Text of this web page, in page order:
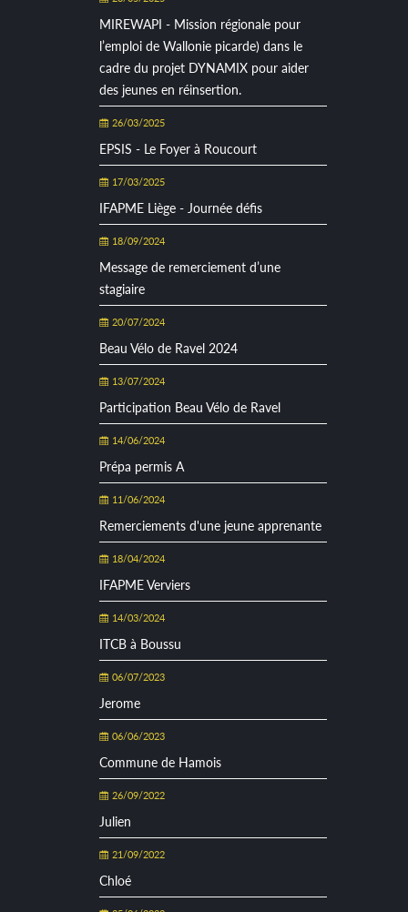
MIREWAPI - Mission régionale pour
l’emploi de Wallonie picarde) dans le
cadre du projet DYNAMIX pour aider
des jeunes en réinsertion.
26/03/2025
EPSIS - Le Foyer à Roucourt
17/03/2025
IFAPME Liège - Journée défis
18/09/2024
Message de remerciement d’une
stagiaire
20/07/2024
Beau Vélo de Ravel 2024
13/07/2024
Participation Beau Vélo de Ravel
14/06/2024
Prépa permis A
11/06/2024
Remerciements d'une jeune apprenante
18/04/2024
IFAPME Verviers
14/03/2024
ITCB à Boussu
06/07/2023
Jerome
06/06/2023
Commune de Hamois
26/09/2022
Julien
21/09/2022
Chloé